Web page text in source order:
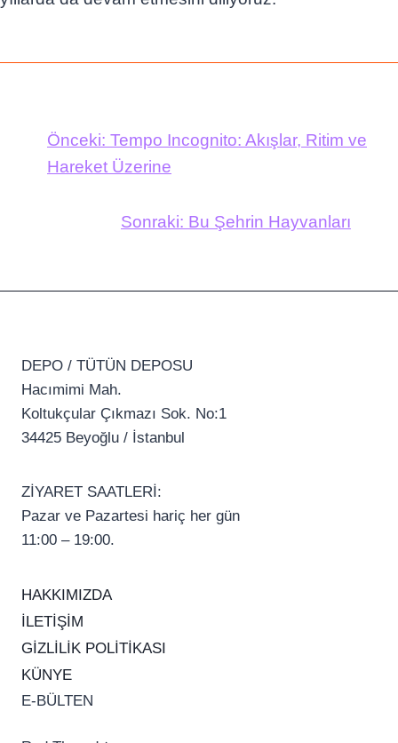
Önceki: Tempo Incognito: Akışlar, Ritim ve
Hareket Üzerine
Sonraki: Bu Şehrin Hayvanları
DEPO / TÜTÜN DEPOSU
Hacımimi Mah.
Koltukçular Çıkmazı Sok. No:1
34425 Beyoğlu / İstanbul
ZİYARET SAATLERİ:
Pazar ve Pazartesi hariç her gün
11:00 – 19:00.
HAKKIMIZDA
İLETİŞİM
GİZLİLİK POLİTİKASI
KÜNYE
E-BÜLTEN